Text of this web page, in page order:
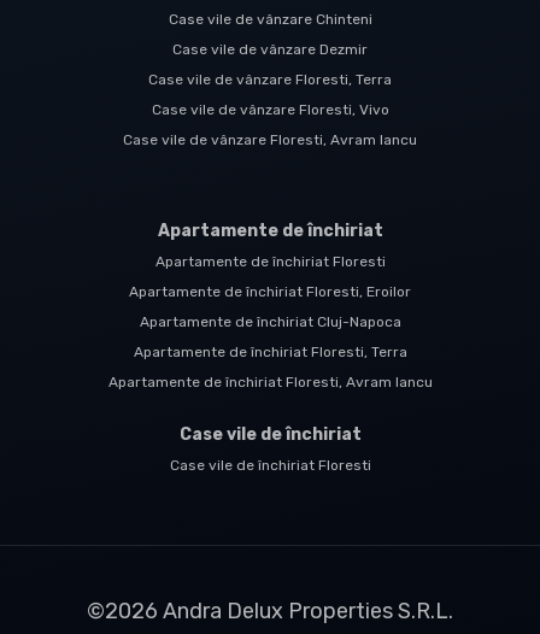
Case vile de vânzare Chinteni
Case vile de vânzare Dezmir
Case vile de vânzare Floresti, Terra
Case vile de vânzare Floresti, Vivo
Case vile de vânzare Floresti, Avram Iancu
Apartamente de închiriat
Apartamente de închiriat Floresti
Apartamente de închiriat Floresti, Eroilor
Apartamente de închiriat Cluj-Napoca
Apartamente de închiriat Floresti, Terra
Apartamente de închiriat Floresti, Avram Iancu
Case vile de închiriat
Case vile de închiriat Floresti
©2026 Andra Delux Properties S.R.L.